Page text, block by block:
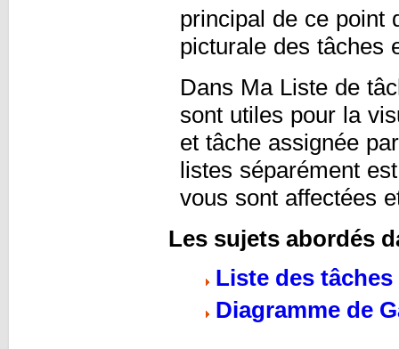
principal de ce point
picturale des tâches
Dans Ma Liste de
sont utiles pour la
et tâche assignée
listes séparément
vous sont affectées
Les sujets abordés
Liste des tâches
Diagramme de